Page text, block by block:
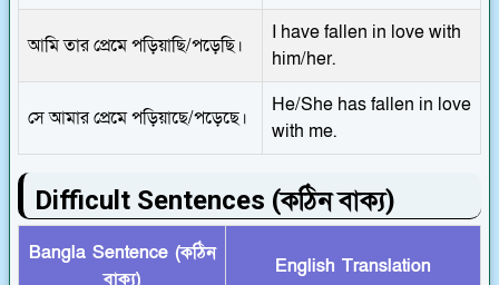
আমি তার প্রেমে পড়িয়াছি/পড়েছি।
I have fallen in love with
him/her.
সে আমার প্রেমে পড়িয়াছে/পড়েছে।
He/She has fallen in love
with me.
Difficult Sentences (কঠিন বাক্য)
Bangla Sentence (কঠিন
বাক্য)
English Translation